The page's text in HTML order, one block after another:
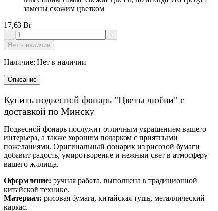
замены схожим цветком
17,63 Br
−
+
Нет в наличии
Наличие: Нет в наличии
Описание
Купить подвесной фонарь "Цветы любви" с
доставкой по Минску
Подвесной фонарь послужит отличным украшением вашего
интерьера, а также хорошим подарком с приятными
пожеланиями. Оригинальный фонарик из рисовой бумаги
добавит радость, умиротворение и нежный свет в атмосферу
вашего жилища.
Оформление: ручная работа, выполнена в традиционной
китайской технике.
Материал: рисовая бумага, китайская тушь, металлический
каркас.